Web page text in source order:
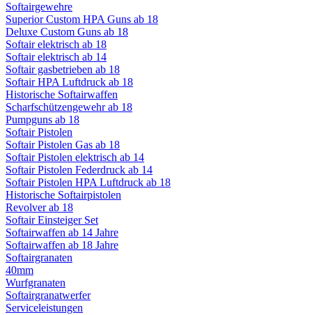
Softairgewehre
Superior Custom HPA Guns ab 18
Deluxe Custom Guns ab 18
Softair elektrisch ab 18
Softair elektrisch ab 14
Softair gasbetrieben ab 18
Softair HPA Luftdruck ab 18
Historische Softairwaffen
Scharfschützengewehr ab 18
Pumpguns ab 18
Softair Pistolen
Softair Pistolen Gas ab 18
Softair Pistolen elektrisch ab 14
Softair Pistolen Federdruck ab 14
Softair Pistolen HPA Luftdruck ab 18
Historische Softairpistolen
Revolver ab 18
Softair Einsteiger Set
Softairwaffen ab 14 Jahre
Softairwaffen ab 18 Jahre
Softairgranaten
40mm
Wurfgranaten
Softairgranatwerfer
Serviceleistungen